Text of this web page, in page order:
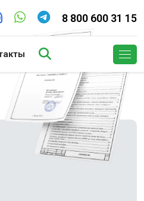
8 800 600 31 15